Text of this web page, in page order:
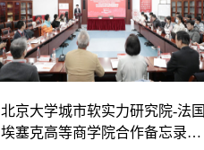
北京大学城市软实力研究院-法国
埃塞克高等商学院合作备忘录签